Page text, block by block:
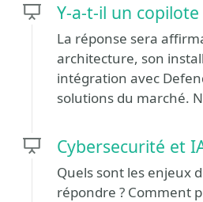
Y-a-t-il un
La réponse sera
architecture, son
intégration avec
solutions du marché.
Cybersecurité et
Quels sont les enjeux
répondre ? Comment